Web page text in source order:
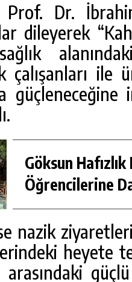
Prof. Dr.
dileyerek
çalışanları ile
Göksun Hafızlık
Öğrencilerine
nazik
heyete
arasındaki
HABER AKIŞI